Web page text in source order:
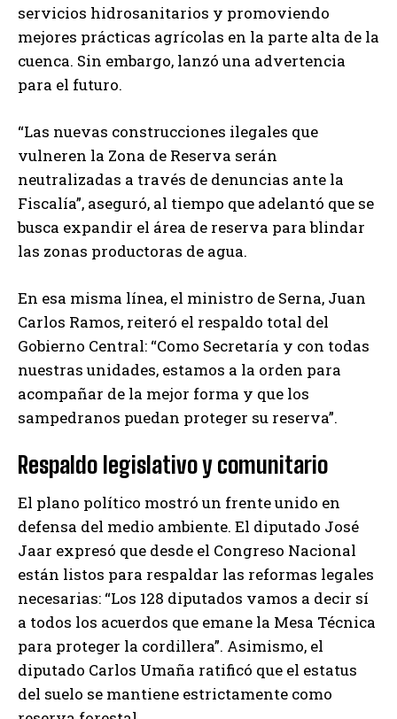
servicios hidrosanitarios y promoviendo
mejores prácticas agrícolas en la parte alta de la
cuenca. Sin embargo, lanzó una advertencia
para el futuro.
“Las nuevas construcciones ilegales que
vulneren la Zona de Reserva serán
neutralizadas a través de denuncias ante la
Fiscalía”, aseguró, al tiempo que adelantó que se
busca expandir el área de reserva para blindar
las zonas productoras de agua.
En esa misma línea, el ministro de Serna, Juan
Carlos Ramos, reiteró el respaldo total del
Gobierno Central: “Como Secretaría y con todas
nuestras unidades, estamos a la orden para
acompañar de la mejor forma y que los
sampedranos puedan proteger su reserva”.
Respaldo legislativo y comunitario
El plano político mostró un frente unido en
defensa del medio ambiente. El diputado José
Jaar expresó que desde el Congreso Nacional
están listos para respaldar las reformas legales
necesarias: “Los 128 diputados vamos a decir sí
a todos los acuerdos que emane la Mesa Técnica
para proteger la cordillera”. Asimismo, el
diputado Carlos Umaña ratificó que el estatus
del suelo se mantiene estrictamente como